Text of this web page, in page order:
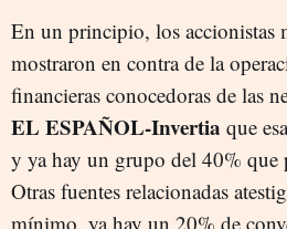
En un principio, los accionistas
mostraron en contra de la
financieras conocedoras de las
EL ESPAÑOL-Invertia que
y ya hay un grupo del 40% que
Otras fuentes relacionadas
mínimo, ya hay un 20% de